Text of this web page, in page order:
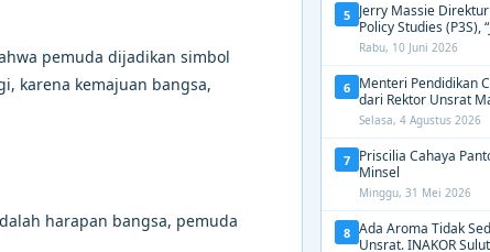
pemuda dijadikan simbol
karena kemajuan bangsa,
harapan bangsa, pemuda
5 Jerry Massie
Policy Studies (P3S),
Tak Terkendali,
Tak Layak
Rabu, 10 Juni 2026
6 Menteri Pendidikan
dari Rektor Unsrat
Kawal Unsur Pidana
Aroma Busuk di
Selasa, 4 Agustus 2026
7 Priscilia Cahaya
Minsel
Minggu, 31 Mei 2026
8 Ada Aroma Tidak
Unsrat. INAKOR